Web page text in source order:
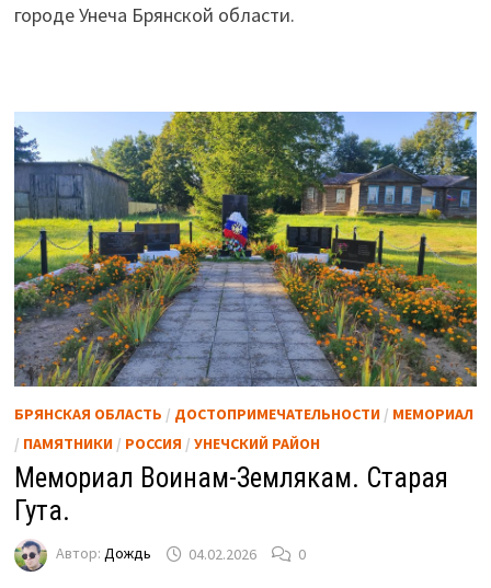
городе Унеча Брянской области.
БРЯНСКАЯ ОБЛАСТЬ / ДОСТОПРИМЕЧАТЕЛЬНОСТИ/ МЕМОРИАЛ
/ ПАМЯТНИКИ/ РОССИЯ / УНЕЧСКИЙ РАЙОН
Мемориал Воинам-Землякам. Старая
Гута.
Автор: Дождь 04.02.2026 0